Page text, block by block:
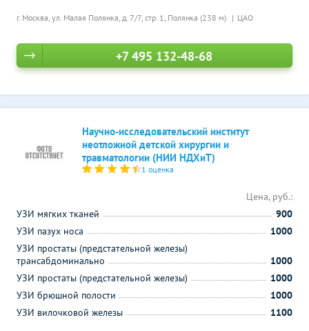
г. Москва, ул. Малая Полянка, д. 7/7, стр. 1, Полянка (238 м) ЦАО
+7 495 132-48-68
Научно-исследовательский институт
неотложной детской хирургии и
травматологии (НИИ НДХиТ)
1 оценка
Цена, руб.:
УЗИ мягких тканей
900
УЗИ пазух носа
1000
УЗИ простаты (предстательной железы)
трансабдоминально
1000
УЗИ простаты (предстательной железы)
1000
УЗИ брюшной полости
1000
УЗИ вилочковой железы
1100